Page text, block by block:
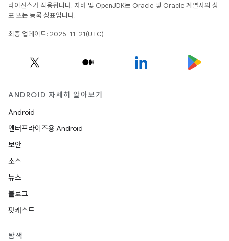
라이선스가 적용됩니다. 자바 및 OpenJDK는 Oracle 및 Oracle 계열사의 상
표 또는 등록 상표입니다.
최종 업데이트: 2025-11-21(UTC)
ANDROID 자세히 알아보기
Android
엔터프라이즈용 Android
보안
소스
뉴스
블로그
팟캐스트
탐색